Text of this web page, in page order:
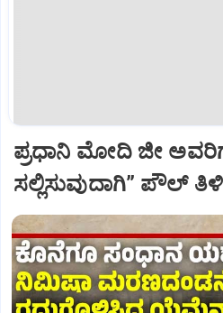
ಪ್ರಧಾನಿ ಮೋದಿ ಜೀ
ಸಲ್ಲಿಸುವುದಾಗಿ” ಪೌಲ್‌